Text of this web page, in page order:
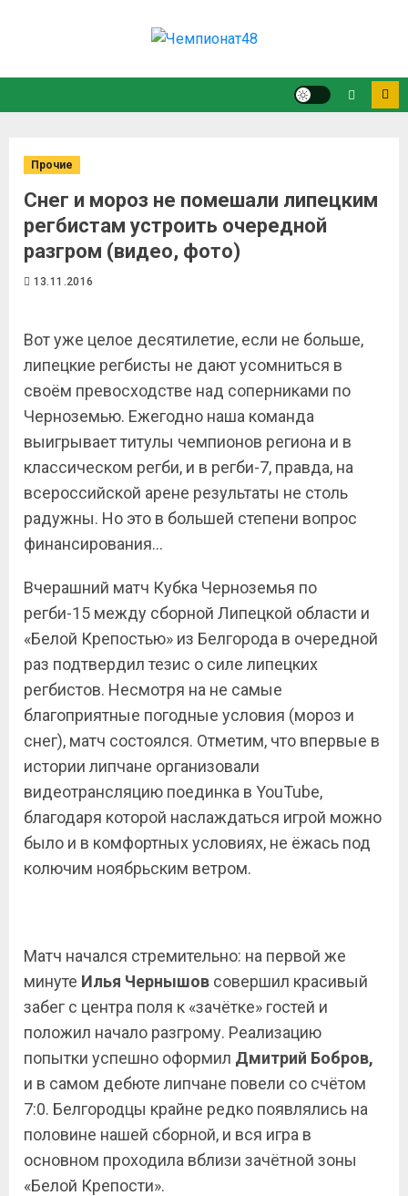
Прочие
Снег и мороз не помешали липецким
регбистам устроить очередной
разгром (видео, фото)
13.11.2016
Вот уже целое десятилетие, если не больше,
липецкие регбисты не дают усомниться в
своём превосходстве над соперниками по
Черноземью. Ежегодно наша команда
выигрывает титулы чемпионов региона и в
классическом регби, и в регби-7, правда, на
всероссийской арене результаты не столь
радужны. Но это в большей степени вопрос
финансирования…
Вчерашний матч Кубка Черноземья по
регби-15 между сборной Липецкой области и
«Белой Крепостью» из Белгорода в очередной
раз подтвердил тезис о силе липецких
регбистов. Несмотря на не самые
благоприятные погодные условия (мороз и
снег), матч состоялся. Отметим, что впервые в
истории липчане организовали
видеотрансляцию поединка в YouTube,
благодаря которой наслаждаться игрой можно
было и в комфортных условиях, не ёжась под
колючим ноябрьским ветром.
Матч начался стремительно: на первой же
минуте Илья Чернышов совершил красивый
забег с центра поля к «зачётке» гостей и
положил начало разгрому. Реализацию
попытки успешно оформил Дмитрий Бобров,
и в самом дебюте липчане повели со счётом
7:0. Белгородцы крайне редко появлялись на
половине нашей сборной, и вся игра в
основном проходила вблизи зачётной зоны
«Белой Крепости».